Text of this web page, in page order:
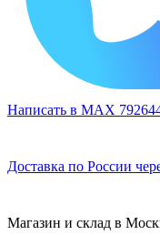
Написать в MAX
Доставка по России
Магазин и склад в